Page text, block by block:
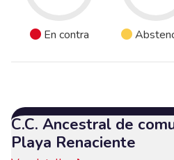
En contra
C.C. Ancestral de
Playa Renaciente